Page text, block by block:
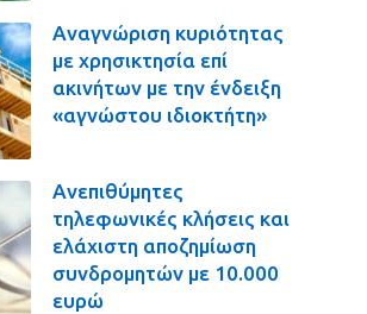
Αναγνώριση κυριότητας
με χρησικτησία επί
ακινήτων με την ένδειξη
«αγνώστου ιδιοκτήτη»
Ανεπιθύμητες
τηλεφωνικές κλήσεις και
ελάχιστη αποζημίωση
συνδρομητών με 10.000
ευρώ